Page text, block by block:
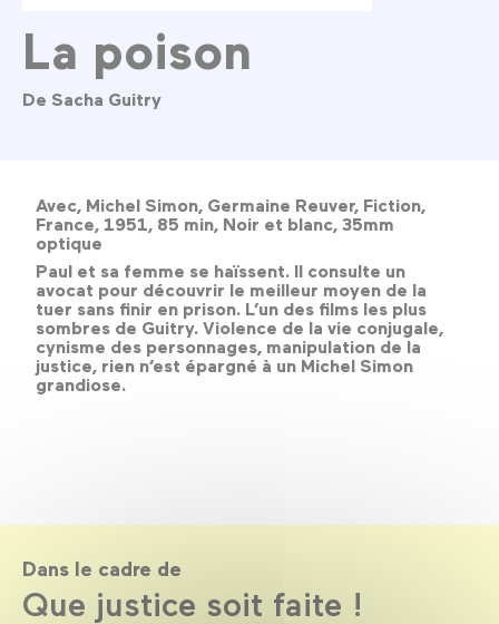
La poison
De Sacha Guitry
Avec, Michel Simon, Germaine Reuver, Fiction,
France, 1951, 85 min, Noir et blanc, 35mm
optique
Paul et sa femme se haïssent. Il consulte un
avocat pour découvrir le meilleur moyen de la
tuer sans finir en prison. L’un des films les plus
sombres de Guitry. Violence de la vie conjugale,
cynisme des personnages, manipulation de la
justice, rien n’est épargné à un Michel Simon
grandiose.
Dans le cadre de
Que justice soit faite !